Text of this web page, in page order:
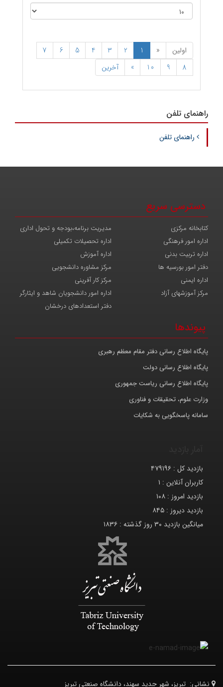
اولین «
1
2
3
4
5
6
7
8
9
10
» آخرین
راهنمای تلفن
راهنمای تلفن
دسترسی سریع
مدیریت برنامه،بودجه و تحول اداری
کتابخانه مرکزی
اداره تحصیلات تکمیلی
اداره امور فرهنگی
اداره آموزش
اداره تربیت بدنی
مرکز مشاوره دانشجویی
دفتر امور بورسیه ها
مرکز کار آفرینی
اداره ایمنی
اداره امور دانشجویان شاهد و ایثارگر
مرکز آموزشهای آزاد
دفتر استعدادهای درخشان
پیوندها
پایگاه اطلاع رسانی دفتر مقام معظم رهبری
پایگاه اطلاع رسانی دولت
پایگاه اطلاع رسانی ریاست جمهوری
وزارت علوم، تحقیقات و فناوری
سامانه پاسخگویی به شکایات
بازدید کل : ۴۷۹۱۹۶
کاربران آنلاین : ۱
بازدید امروز : ۱۰۸
بازدید دیروز : ۸۴۵
میانگین بازدید ۳۰ روز گذشته :
۱۸۳۶
نشانی: تبریز، شهر جدید سهند، دانشگاه صنعتی تبریز